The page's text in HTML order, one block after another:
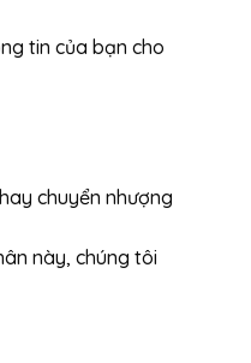
tin của bạn cho
chuyển nhượng
này, chúng tôi